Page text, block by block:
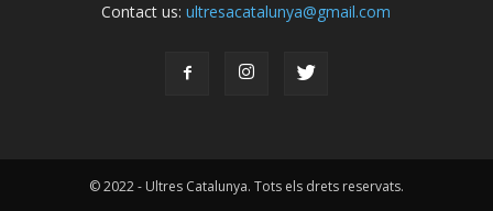
Contact us:ultresacatalunya@gmail.com
© 2022 - Ultres Catalunya. Tots els drets reservats.